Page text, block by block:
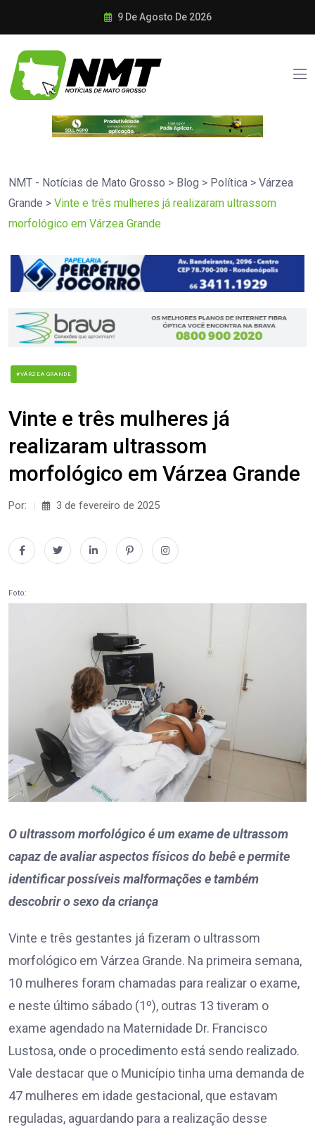
9 De Agosto De 2026
NMT - Notícias de Mato Grosso > Blog > Política > Várzea
Grande > Vinte e três mulheres já realizaram ultrassom
morfológico em Várzea Grande
#VÁRZEA GRANDE
Vinte e três mulheres já
realizaram ultrassom
morfológico em Várzea Grande
Por: 3 de fevereiro de 2025
Foto:
O ultrassom morfológico é um exame de ultrassom
capaz de avaliar aspectos físicos do bebê e permite
identificar possíveis malformações e também
descobrir o sexo da criança
Vinte e três gestantes já fizeram o ultrassom
morfológico em Várzea Grande. Na primeira semana,
10 mulheres foram chamadas para realizar o exame,
e neste último sábado (1º), outras 13 tiveram o
exame agendado na Maternidade Dr. Francisco
Lustosa, onde o procedimento está sendo realizado.
Vale destacar que o Município tinha uma demanda de
47 mulheres em idade gestacional, que estavam
reguladas, aguardando para a realização desse